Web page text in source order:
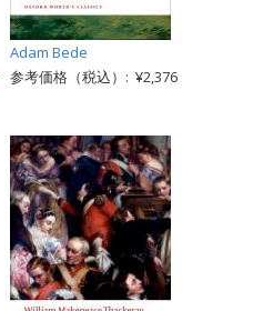
Adam Bede
参考価格（税込）: ¥2,376